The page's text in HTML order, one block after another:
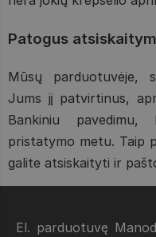
Patogus
Mūsų parduotuvėje,
Jums jį patvirtinus,
Bankiniu pavedimu,
pristatymo metu. Taip
galite atsiskaityti ir
El. parduotuvę